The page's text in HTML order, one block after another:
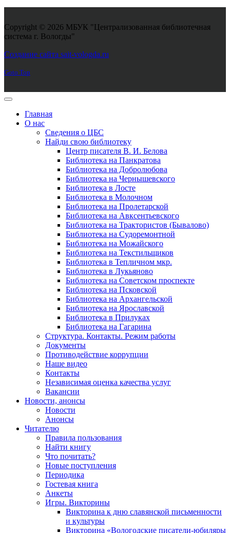
Copyright © 2026 МБУК "Централизованная библиотечная
система г. Вологды"
Создание сайта sait-vologda.ru
Goto Top
Главная
О нас
Сведения о ЦБС
Найди свою библиотеку
Центр писателя В. И. Белова
Библиотека на Панкратова
Библиотека на Добролюбова
Библиотека на Чернышевского
Библиотека в Лосте
Библиотека в Молочном
Библиотека на Пролетарской
Библиотека на Авксентьевского
Библиотека на Трактористов (Бывалово)
Библиотека на Судоремонтной
Библиотека на Можайского
Библиотека на Текстильщиков
Библиотека в Тепличном мкр.
Библиотека в Лукьяново
Библиотека на Советском проспекте
Библиотека на Псковской
Библиотека на Архангельской
Библиотека на Ярославской
Библиотека в Прилуках
Библиотека на Гагарина
Структура. Контакты. Режим работы
Документы
Противодействие коррупции
Наше видео
Контакты
Независимая оценка качества услуг
Вакансии
Новости, анонсы
Новости
Анонсы
Читателю
Правила пользования
Найти книгу
Что почитать?
Новые поступления
Периодика
Гостевая книга
Анкеты
Игры. Викторины
Викторина к дню славянской письменности
и культуры
Викторина «Вологодские писатели-юбиляры